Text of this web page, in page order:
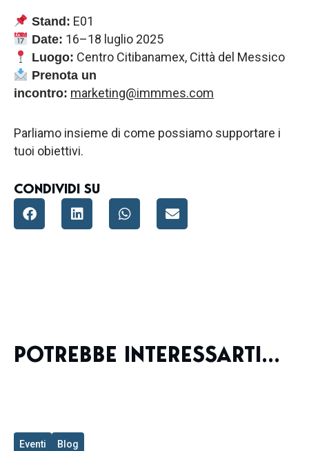
Stand: E01
Date: 16–18 luglio 2025
Luogo: Centro Citibanamex, Città del Messico
Prenota un
incontro: marketing@immmes.com
Parliamo insieme di come possiamo supportare i
tuoi obiettivi.
CONDIVIDI SU
POTREBBE INTERESSARTI...
Eventi Blog